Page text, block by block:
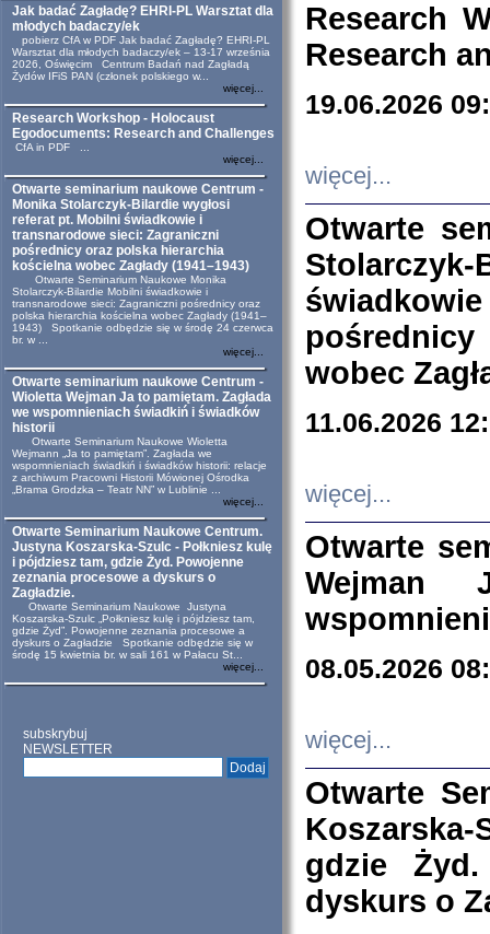
Jak badać Zagładę? EHRI-PL Warsztat dla
młodych badaczy/ek
pobierz CfA w PDF Jak badać Zagładę? EHRI-PL
Warsztat dla młodych badaczy/ek – 13-17 września
2026, Oświęcim Centrum Badań nad Zagładą
Żydów IFiS PAN (członek polskiego w...
więcej...
Research Workshop - Holocaust
Egodocuments: Research and Challenges
CfA in PDF ...
więcej...
Otwarte seminarium naukowe Centrum -
Monika Stolarczyk-Bilardie wygłosi
referat pt. Mobilni świadkowie i
transnarodowe sieci: Zagraniczni
pośrednicy oraz polska hierarchia
kościelna wobec Zagłady (1941–1943)
Otwarte Seminarium Naukowe Monika
Stolarczyk-Bilardie Mobilni świadkowie i
transnarodowe sieci: Zagraniczni pośrednicy oraz
polska hierarchia kościelna wobec Zagłady (1941–
1943) Spotkanie odbędzie się w środę 24 czerwca
br. w ...
więcej...
Otwarte seminarium naukowe Centrum -
Wioletta Wejman Ja to pamiętam. Zagłada
we wspomnieniach świadkiń i świadków
historii
Otwarte Seminarium Naukowe Wioletta
Wejmann „Ja to pamiętam”. Zagłada we
wspomnieniach świadkiń i świadków historii: relacje
z archiwum Pracowni Historii Mówionej Ośrodka
„Brama Grodzka – Teatr NN” w Lublinie ...
więcej...
Otwarte Seminarium Naukowe Centrum.
Justyna Koszarska-Szulc - Połkniesz kulę
i pójdziesz tam, gdzie Żyd. Powojenne
zeznania procesowe a dyskurs o
Zagładzie.
Otwarte Seminarium Naukowe Justyna
Koszarska-Szulc „Połkniesz kulę i pójdziesz tam,
gdzie Żyd”. Powojenne zeznania procesowe a
dyskurs o Zagładzie Spotkanie odbędzie się w
środę 15 kwietnia br. w sali 161 w Pałacu St...
więcej...
subskrybuj
NEWSLETTER
Research
Research
19.06.2026
więcej...
Otwarte
wobec
11.06.2026
więcej...
Otwarte
Wejman
08.05.2026
więcej...
Otwarte
Koszarska-
gdzie
dyskurs o